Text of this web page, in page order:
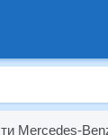
Mercedes-